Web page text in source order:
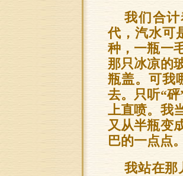
我们合
代，汽水可
种，一瓶一
那只冰凉的
瓶盖。可我
去。只听“
上直喷。我
又从半瓶变
巴的一点点
我站在那